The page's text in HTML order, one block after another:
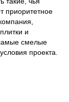
приоритетное
и
смелые
проекта.